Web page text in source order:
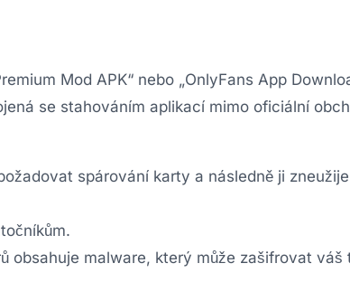
Mod APK“ nebo „OnlyFans App
se stahováním aplikací mimo oficiální
spárování karty a následně ji
obsahuje malware, který může zašifrovat váš